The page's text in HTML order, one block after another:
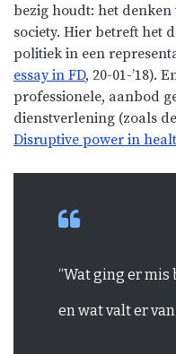
bezig houdt: het
society. Hier betreft het
politiek in een
essay in FD, 20-01-’18).
professionele, aanbod
dienstverlening (zoals
Disruptive power in
“Wat ging er
en wat valt er